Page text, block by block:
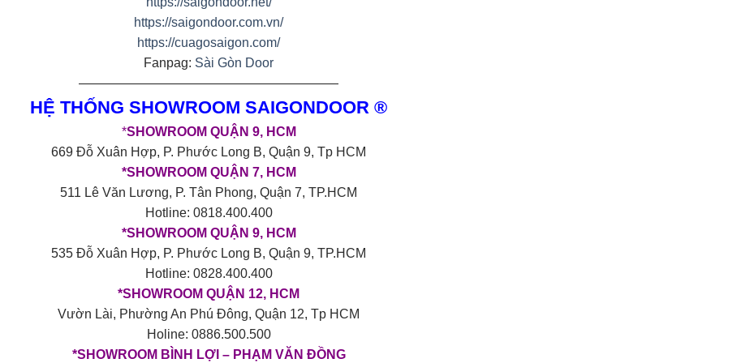
https://saigondoor.com.vn/
https://cuagosaigon.com/
Fanpag: Sài Gòn Door
————————————————————
HỆ THỐNG SHOWROOM SAIGONDOOR ®
*SHOWROOM QUẬN 9, HCM
669 Đỗ Xuân Hợp, P. Phước Long B, Quận 9, Tp HCM
*SHOWROOM QUẬN 7, HCM
511 Lê Văn Lương, P. Tân Phong, Quận 7, TP.HCM
Hotline: 0818.400.400
*SHOWROOM QUẬN 9, HCM
535 Đỗ Xuân Hợp, P. Phước Long B, Quận 9, TP.HCM
Hotline: 0828.400.400
*SHOWROOM QUẬN 12, HCM
Vườn Lài, Phường An Phú Đông, Quận 12, Tp HCM
Holine: 0886.500.500
*SHOWROOM BÌNH LỢI – PHẠM VĂN ĐỒNG